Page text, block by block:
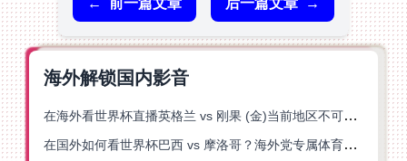
← 前一篇文章 后一篇文章 →
海外解锁国内影音
在海外看世界杯直播英格兰 vs 刚果 (金)当前地区不可播放？这篇指南帮你突破所有限制
在国外如何看世界杯巴西 vs 摩洛哥？海外党专属体育观赛指南来了